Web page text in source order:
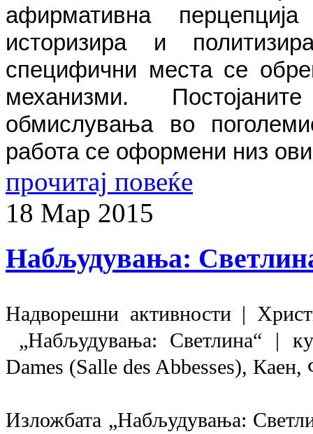
афирмативна
историзира и
специфични места се
механизми.
обмислувања во
работа се оформени низ
прочитај повеќе
18 Мар 2015
Набљудувања:
Надворешни активности |
„Набљудувања: Светлина“ |
Dames (Salle des Abbesses),
Изложбата „Набљудувања: